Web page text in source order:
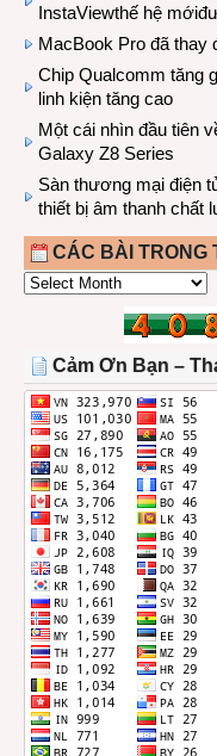
InstaViewthế hệ
MacBook Pro đã thay
Chip Qualcomm tăng
linh kiện tăng cao
Một cái nhìn đầu tiên
Galaxy Z8 Series
Sàn thương mại điện
thiết bị âm thanh chất
CÁC BÀI TRONG
CÁC
THÁNG
Cảm Ơn Bạn –